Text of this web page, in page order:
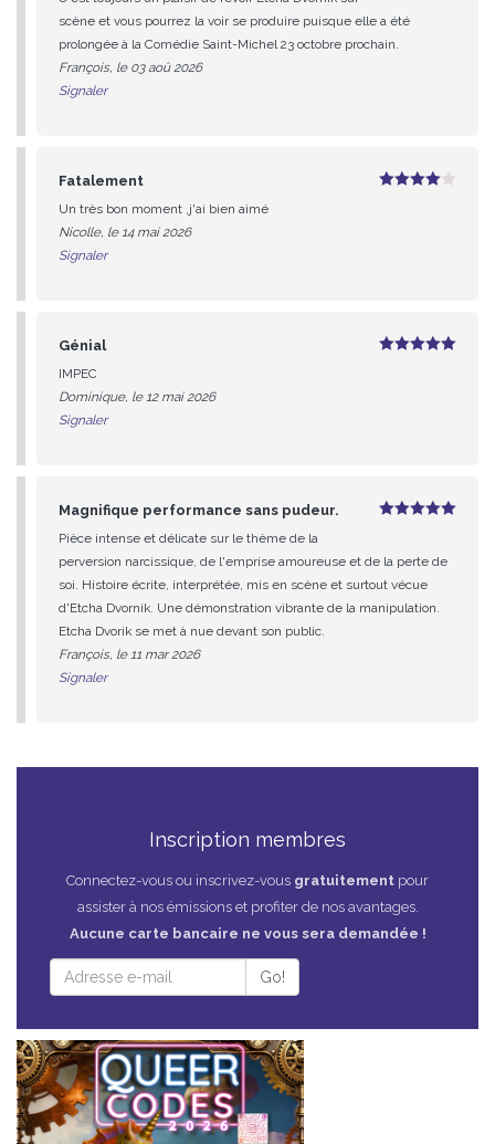
scène et vous pourrez la voir se produire puisque elle a été
prolongée à la Comédie Saint-Michel 23 octobre prochain.
François, le 03 aoû 2026
Signaler
Fatalement
Un très bon moment ,j'ai bien aimé
Nicolle, le 14 mai 2026
Signaler
Génial
IMPEC
Dominique, le 12 mai 2026
Signaler
Magnifique performance sans pudeur.
Pièce intense et délicate sur le thème de la
perversion narcissique, de l'emprise amoureuse et de la perte de
soi. Histoire écrite, interprétée, mis en scène et surtout vécue
d'Etcha Dvornik. Une démonstration vibrante de la manipulation.
Etcha Dvorik se met à nue devant son public.
François, le 11 mar 2026
Signaler
Inscription membres
Connectez-vous ou inscrivez-vous gratuitement pour
assister à nos émissions et profiter de nos avantages.
Aucune carte bancaire ne vous sera demandée !
Go!